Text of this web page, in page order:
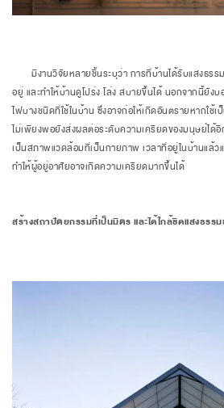
มีงานวิจัยหลายชิ้นระบุว่า การที่บ้านได้รับแสงธรร
อยู่ และทำให้บ้านดูโปร่ง โล่ง สบายขึ้นได้ นอกจากนี้ยัง
ไฟบางชนิดที่ใช้ในบ้าน ซึ่งอาจก่อให้เกิดอันตรายหากใช้
ไม่เพียงพอยังส่งผลต่อระดับความเครียดของมนุษย์ได้อี
เป็นสภาพแวดล้อมที่เป็นกายภาพ เวลาที่อยู่ในบ้านแล้
ทำให้ผู้อยู่อาศัยอาจเกิดความเครียดมากขึ้นได้
สร้างสถาปัตยกรรมที่เป็นมิตร และได้ใกล้ชิดแสงธรร